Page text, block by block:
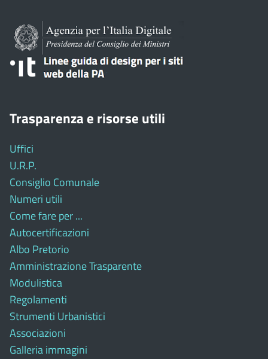
Trasparenza e risorse utili
Uffici
U.R.P.
Consiglio Comunale
Numeri utili
Come fare per ...
Autocertificazioni
Albo Pretorio
Amministrazione Trasparente
Modulistica
Regolamenti
Strumenti Urbanistici
Associazioni
Galleria immagini